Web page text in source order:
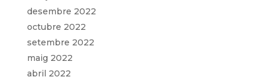
desembre 2022
octubre 2022
setembre 2022
maig 2022
abril 2022